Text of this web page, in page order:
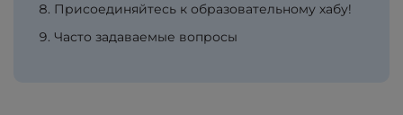
Присоединяйтесь к образовательному хабу!
Часто задаваемые вопросы